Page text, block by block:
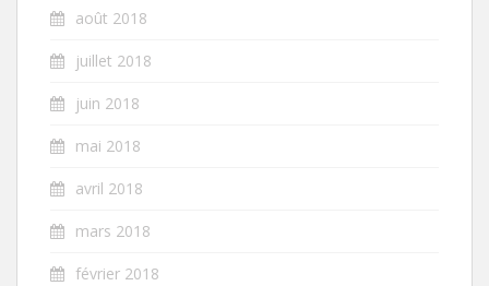
août 2018
juillet 2018
juin 2018
mai 2018
avril 2018
mars 2018
février 2018